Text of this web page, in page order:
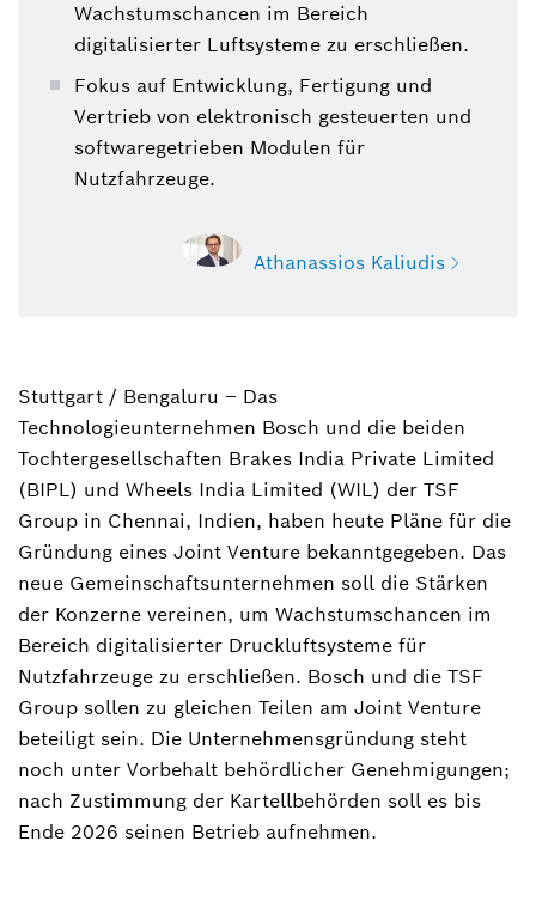
Wachstumschancen im Bereich
digitalisierter Luftsysteme zu erschließen.
Fokus auf Entwicklung, Fertigung und
Vertrieb von elektronisch gesteuerten und
softwaregetrieben Modulen für
Nutzfahrzeuge.
Athanassios Kaliudis
Athanassios Kaliudis
Sprecher Mobilität, Software, Halbleiter
+49 711 811-7497
athanassios.kaliudis@de.bosch.com
Stuttgart / Bengaluru – Das
Technologieunternehmen Bosch und die beiden
Tochtergesellschaften Brakes India Private Limited
(BIPL) und Wheels India Limited (WIL) der TSF
Group in Chennai, Indien, haben heute Pläne für die
Gründung eines Joint Venture bekanntgegeben. Das
neue Gemeinschaftsunternehmen soll die Stärken
der Konzerne vereinen, um Wachstumschancen im
Bereich digitalisierter Druckluftsysteme für
Nutzfahrzeuge zu erschließen. Bosch und die TSF
Group sollen zu gleichen Teilen am Joint Venture
beteiligt sein. Die Unternehmensgründung steht
noch unter Vorbehalt behördlicher Genehmigungen;
nach Zustimmung der Kartellbehörden soll es bis
Ende 2026 seinen Betrieb aufnehmen.